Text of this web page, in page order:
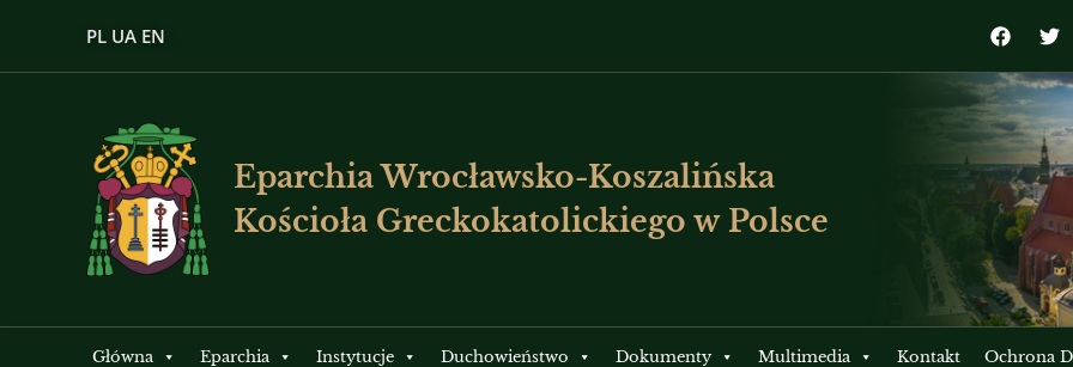
PL UA EN
Eparchia Wrocławsko-Koszalińska
Kościoła Greckokatolickiego w Polsce
Główna Eparchia Instytucje Duchowieństwo Dokumenty Multimedia Kontakt Ochrona